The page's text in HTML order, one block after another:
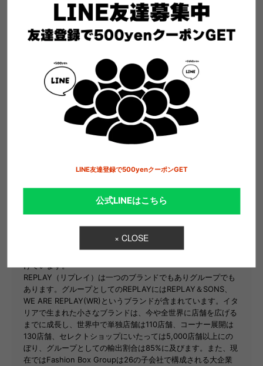
COMPANY
ブランドの創設者であるClaudio Buziol（クラウディア ブジオ
在に至るまで何年もの間、良質なイタリアンファッションブラ
けています。
REPLAY（リプレイ）は一つのブランドでもありグループでも
あります。グループとしてのREPLAYにはREPLAY＆SONS、
WE ARE REPLAY(WR)というブランドが含まれています。イタ
リアで生まれた小さなブランドは、今や全世界に店舗を広げる
までに成長し、世界中で単独店舗は110店舗、コーナー展開は
130店舗、セレクトショップにいたっては5,000店舗以上にの
ぼり、グループとしての輸出割合は85%に及びます。また、現
在ではFashion Box Groupは26の子会社で構成される大企業
LINE友達登録で500yenクーポンGET
公式LINEはこちら
× CLOSE